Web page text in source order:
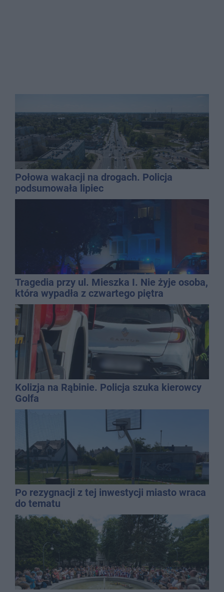
Połowa wakacji na drogach. Policja
podsumowała lipiec
Tragedia przy ul. Mieszka I. Nie żyje osoba,
która wypadła z czwartego piętra
Kolizja na Rąbinie. Policja szuka kierowcy
Golfa
Po rezygnacji z tej inwestycji miasto wraca
do tematu